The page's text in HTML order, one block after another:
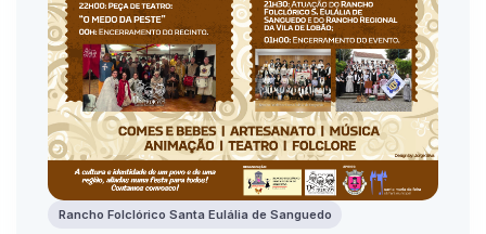
Rancho Folclórico Santa Eulália de Sanguedo